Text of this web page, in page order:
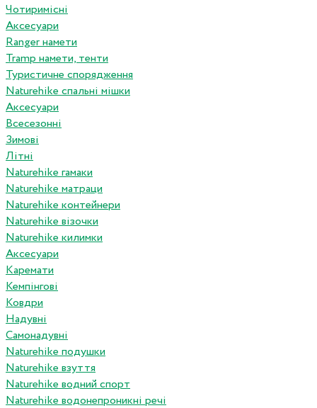
Чотиримісні
Аксесуари
Ranger намети
Tramp намети, тенти
Туристичне спорядження
Naturehike спальні мішки
Аксесуари
Всесезонні
Зимові
Літні
Naturehike гамаки
Naturehike матраци
Naturehike контейнери
Naturehike візочки
Naturehike килимки
Аксесуари
Каремати
Кемпінгові
Ковдри
Надувні
Самонадувні
Naturehike подушки
Naturehike взуття
Naturehike водний спорт
Naturehike водонепроникні речі